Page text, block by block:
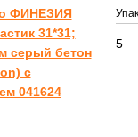
ФИНЕЗИЯ
31*31;
серый бетон
с
041624
5